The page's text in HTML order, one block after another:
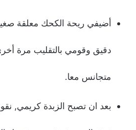
أضيفي ريحة الكحك معلقة
دقيق وقومي بالتقليب مرة
متجانس معا.
بعد ان تصبح الزبدة كريمي,